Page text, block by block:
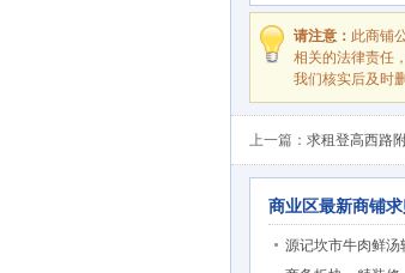
请注意： 此商铺
相关的法律责任
我们核实后及时
上一篇： 求租登高西路
商业区最新商铺求
源记坎市牛肉鲜汤